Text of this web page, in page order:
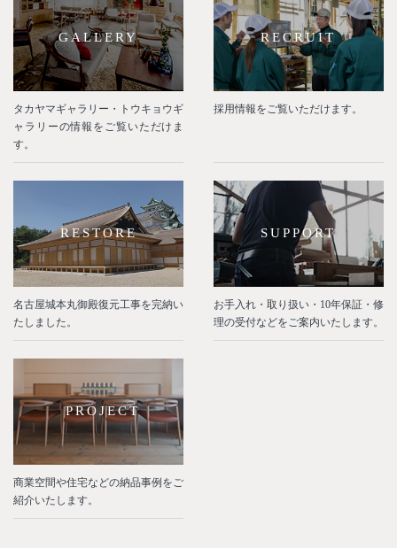
GALLERY
タカヤマギャラリー・トウキョウギ
ャラリーの情報をご覧いただけま
す。
RECRUIT
採用情報をご覧いただけます。
RESTORE
名古屋城本丸御殿復元工事を完納い
たしました。
SUPPORT
お手入れ・取り扱い・10年保証・修
理の受付などをご案内いたします。
PROJECT
商業空間や住宅などの納品事例をご
紹介いたします。